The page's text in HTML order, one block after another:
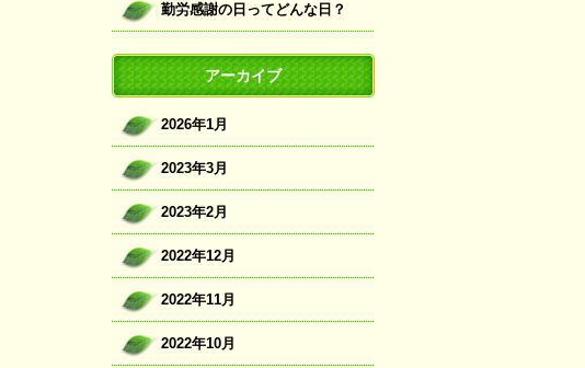
勤労感謝の日ってどんな日？
アーカイブ
2026年1月
2023年3月
2023年2月
2022年12月
2022年11月
2022年10月